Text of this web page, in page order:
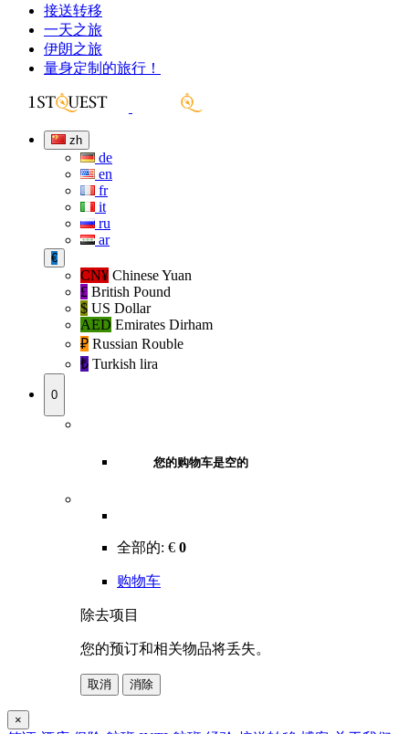
接送转移
一天之旅
伊朗之旅
量身定制的旅行！
zh
de
en
fr
it
ru
ar
€
CN¥ Chinese Yuan
£ British Pound
$ US Dollar
AED Emirates Dirham
₽‎ Russian Rouble
₺‎ Turkish lira
0
您的购物车是空的
全部的: € 0
购物车
除去项目
您的预订和相关物品将丢失。
取消 消除
×